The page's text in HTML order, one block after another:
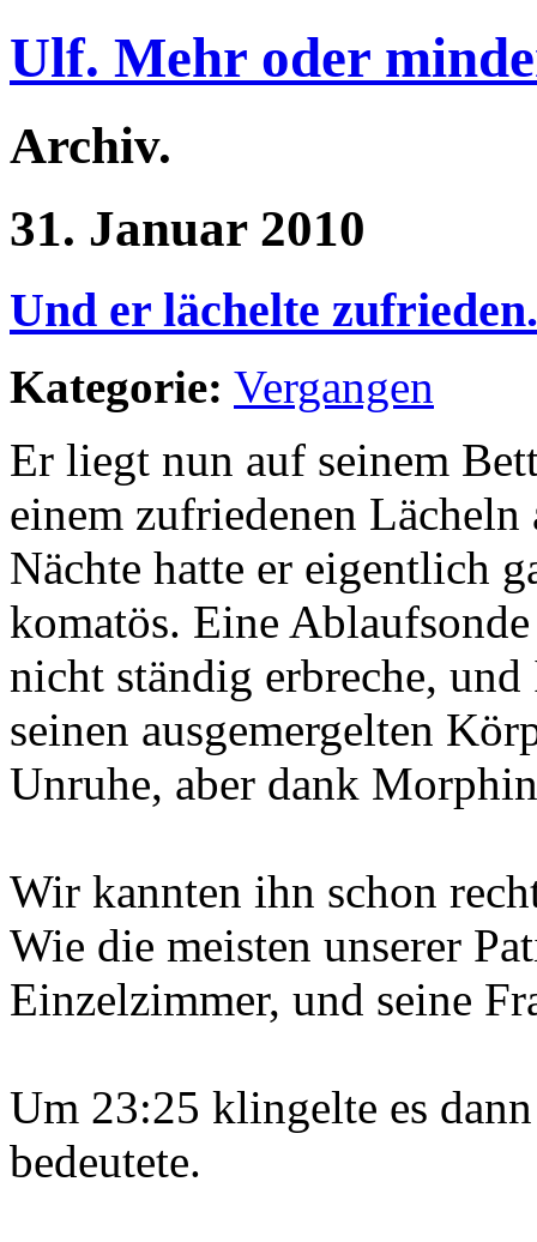
Ulf. Mehr oder
Archiv.
31. Januar 2010
Und er lächelte zufrieden.
Kategorie: Vergangen
Er liegt nun auf seinem
einem zufriedenen
Nächte hatte er eigentlich
komatös. Eine
nicht ständig erbreche,
seinen ausgemergelten
Unruhe, aber dank
Wir kannten ihn schon
Wie die meisten unserer
Einzelzimmer, und seine
Um 23:25 klingelte es
bedeutete.